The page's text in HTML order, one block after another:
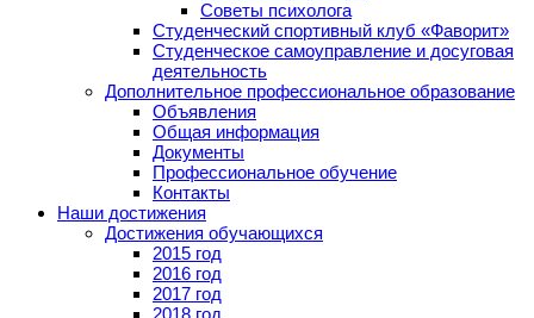
Советы психолога
Студенческий спортивный клуб «Фаворит»
Студенческое самоуправление и досуговая
деятельность
Дополнительное профессиональное образование
Объявления
Общая информация
Документы
Профессиональное обучение
Контакты
Наши достижения
Достижения обучающихся
2015 год
2016 год
2017 год
2018 год